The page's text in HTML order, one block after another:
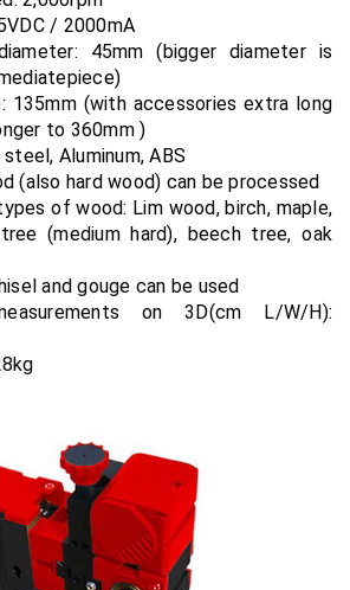
/ 2000mA
45mm (bigger diameter is
135mm (with accessories extra long
to 360mm )
Aluminum, ABS
(also hard wood) can be processed
of wood: Lim wood, birch, maple,
(medium hard), beech tree, oak
and gouge can be used
on 3D(cm L/W/H):